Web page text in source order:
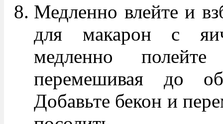
Медленно влейте и
для макарон с
медленно
перемешивая до
Добавьте бекон и